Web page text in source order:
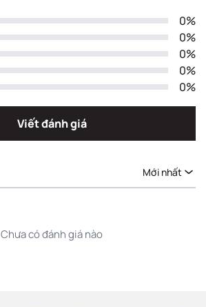
0%
0%
0%
0%
0%
Viết đánh giá
Mới nhất
Chưa có đánh giá nào